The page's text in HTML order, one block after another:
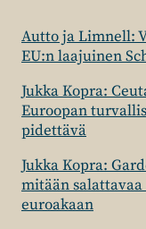
Autto ja Limnell:
EU:n laajuinen
Jukka Kopra:
Euroopan
pidettävä
Jukka Kopra:
mitään
euroakaan